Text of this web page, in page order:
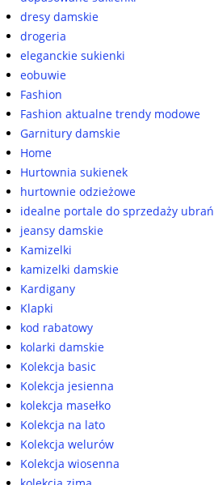
dresy damskie
drogeria
eleganckie sukienki
eobuwie
Fashion
Fashion aktualne trendy modowe
Garnitury damskie
Home
Hurtownia sukienek
hurtownie odzieżowe
idealne portale do sprzedaży ubrań
jeansy damskie
Kamizelki
kamizelki damskie
Kardigany
Klapki
kod rabatowy
kolarki damskie
Kolekcja basic
Kolekcja jesienna
kolekcja masełko
Kolekcja na lato
Kolekcja welurów
Kolekcja wiosenna